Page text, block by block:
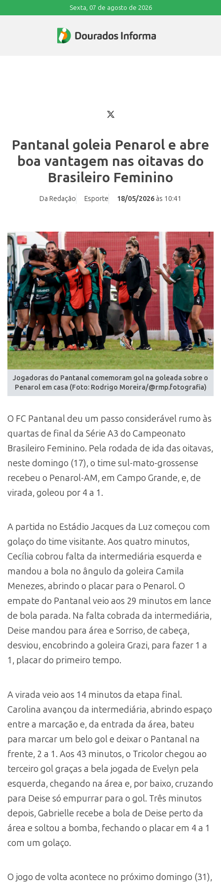
Sexta, 07 de agosto de 2026
Pantanal goleia Penarol e abre
boa vantagem nas oitavas do
Brasileiro Feminino
Da Redação Esporte 18/05/2026 às 10:41
Jogadoras do Pantanal comemoram gol na goleada sobre o
Penarol em casa (Foto: Rodrigo Moreira/@rmp.fotografia)
O FC Pantanal deu um passo considerável rumo às
quartas de final da Série A3 do Campeonato
Brasileiro Feminino. Pela rodada de ida das oitavas,
neste domingo (17), o time sul-mato-grossense
recebeu o Penarol-AM, em Campo Grande, e, de
virada, goleou por 4 a 1.
A partida no Estádio Jacques da Luz começou com
golaço do time visitante. Aos quatro minutos,
Cecília cobrou falta da intermediária esquerda e
mandou a bola no ângulo da goleira Camila
Menezes, abrindo o placar para o Penarol. O
empate do Pantanal veio aos 29 minutos em lance
de bola parada. Na falta cobrada da intermediária,
Deise mandou para área e Sorriso, de cabeça,
desviou, encobrindo a goleira Grazi, para fazer 1 a
1, placar do primeiro tempo.
A virada veio aos 14 minutos da etapa final.
Carolina avançou da intermediária, abrindo espaço
entre a marcação e, da entrada da área, bateu
para marcar um belo gol e deixar o Pantanal na
frente, 2 a 1. Aos 43 minutos, o Tricolor chegou ao
terceiro gol graças a bela jogada de Evelyn pela
esquerda, chegando na área e, por baixo, cruzando
para Deise só empurrar para o gol. Três minutos
depois, Gabrielle recebe a bola de Deise perto da
área e soltou a bomba, fechando o placar em 4 a 1
com um golaço.
O jogo de volta acontece no próximo domingo (31),